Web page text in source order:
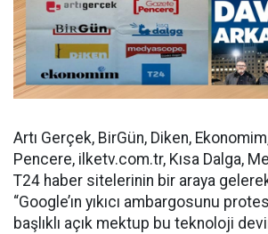
Artı Gerçek, BirGün, Diken,
Pencere, ilketv.com.tr, Kısa Dalga,
T24 haber sitelerinin bir araya gelerek
“Google’ın yıkıcı ambargosunu
başlıklı açık mektup bu teknoloji